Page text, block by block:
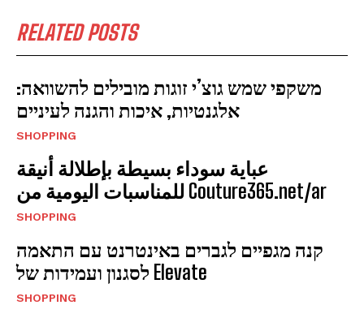
RELATED POSTS
משקפי שמש גוצ’י זוגות מובילים להשוואה:
אלגנטיות, איכות והגנה לעיניים
SHOPPING
عباية سوداء بسيطة بإطلالة أنيقة
للمناسبات اليومية من Couture365.net/ar
SHOPPING
קנה מגפיים לגברים באינטרנט עם התאמה
לסגנון ועמידות של Elevate
SHOPPING